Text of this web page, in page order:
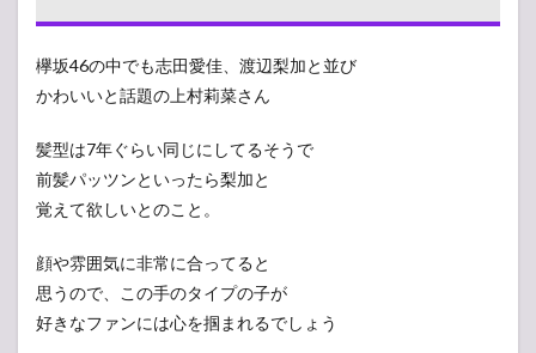
2
ンペ
ット
い
い！
3
莉菜
に大
学の
彼氏
欅坂46の中でも志田愛佳、渡辺梨加と並び
かわいいと話題の上村莉菜さん
髪型は7年ぐらい同じにしてるそうで
前髪パッツンといったら梨加と
覚えて欲しいとのこと。
顔や雰囲気に非常に合ってると
思うので、この手のタイプの子が
好きなファンには心を掴まれるでしょう